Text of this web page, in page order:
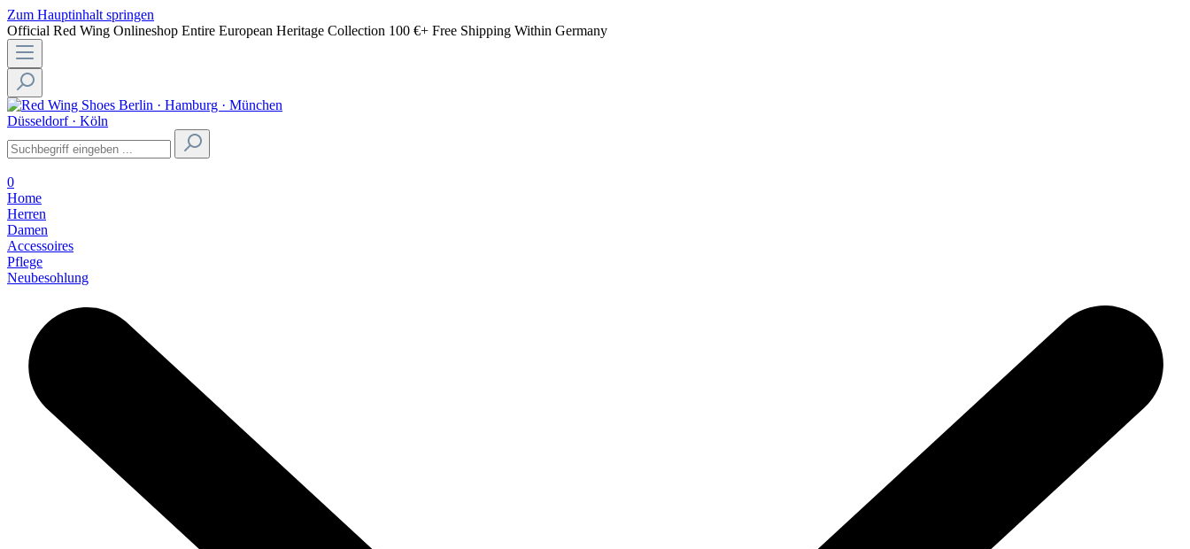
Zum Hauptinhalt springen
Official Red Wing Onlineshop Entire European Heritage Collection 100 €+ Free Shipping Within Germany
Berlin · Hamburg · München
Düsseldorf · Köln
0
Home
Herren
Damen
Accessoires
Pflege
Neubesohlung